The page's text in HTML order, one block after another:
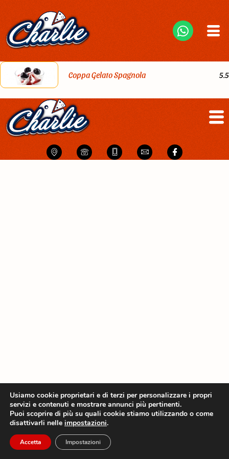
Coppa Gelato Spagnola 5.5
Usiamo cookie proprietari e di terzi per personalizzare i propri
servizi e contenuti e mostrare annunci più pertinenti.
Puoi scoprire di più su quali cookie stiamo utilizzando o come
disattivarli nelle impostazioni.
Accetta Impostazioni